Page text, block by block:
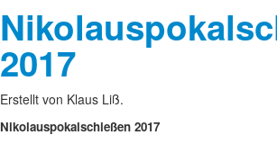
2017
Erstellt von Klaus Liß.
Nikolauspokalschießen 2017